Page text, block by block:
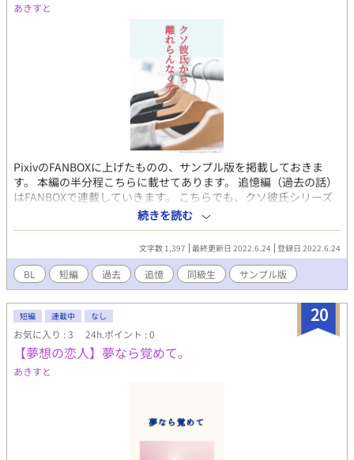
あきすと
PixivのFANBOXに上げたものの、サンプル版を掲載しておきま
す。 本編の半分程こちらに載せてあります。 追憶編（過去の話）
はFANBOXで連載していきます。 こちらでも、クソ彼氏シリーズ
は普通に書いていきます(^^)/ 最近、ちゃんとした内容を書けてい
なかったので 少し落ち着いて過去編を気長に書きたいと思い 始め
ました。 6/21で『クソ彼氏～』連載１周年を迎えました。 有難う
ございます( *´艸｀)
続きを読む
文字数 1,397 最終更新日 2022.6.24 登録日 2022.6.24
BL 短編 過去 追憶 同級生 サンプル版
20
短編 連載中 なし
お気に入り : 3 24h.ポイント : 0
【夢想の恋人】夢なら覚めて。
あきすと